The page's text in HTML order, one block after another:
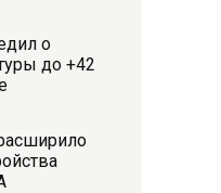
о
до +42